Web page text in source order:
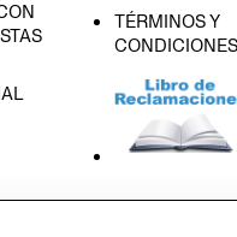
TÉRMINOS Y
CONDICIONES